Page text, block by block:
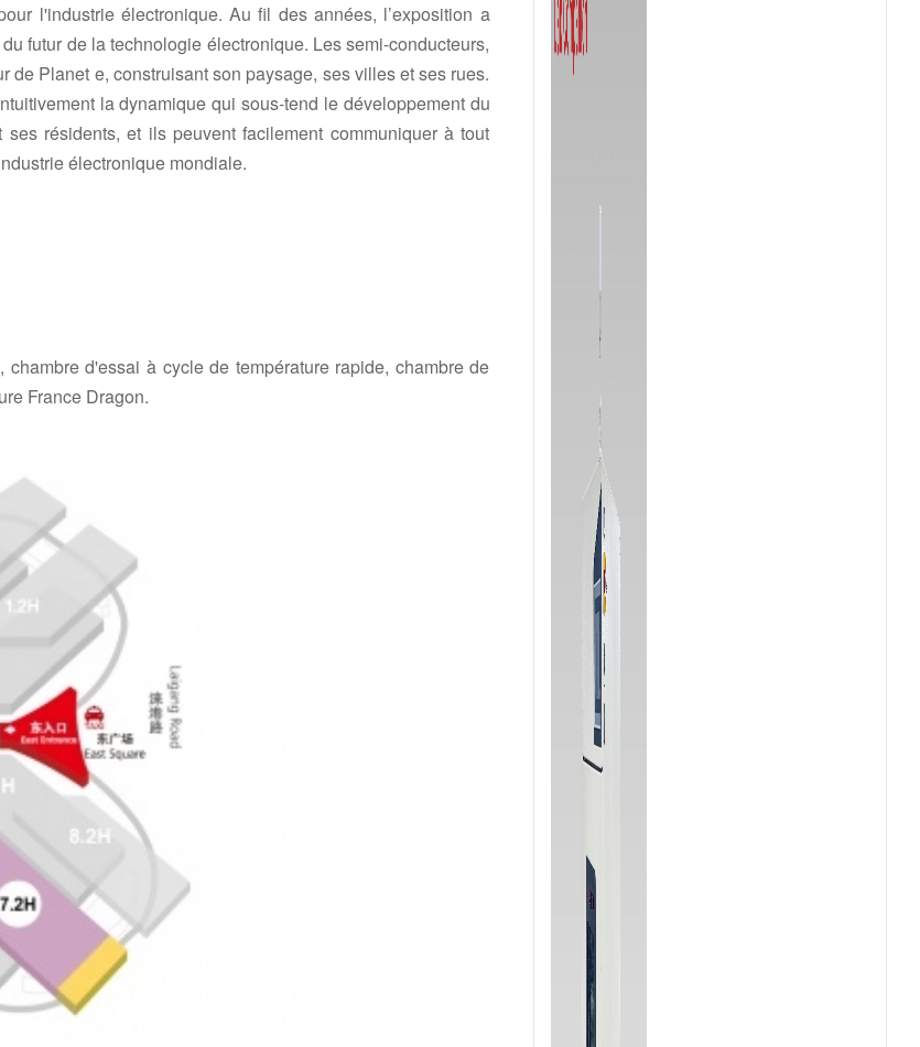
l'industrie électronique. Au fil des années, l’exposition a
futur de la technologie électronique. Les semi-conducteurs,
Planet e, construisant son paysage, ses villes et ses rues.
la dynamique qui sous-tend le développement du
résidents, et ils peuvent facilement communiquer à tout
électronique mondiale.
d'essai à cycle de température rapide, chambre de
France Dragon.